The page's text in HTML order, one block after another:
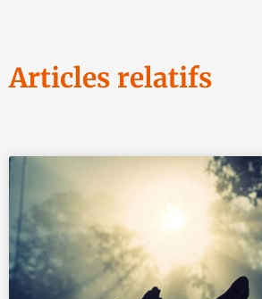
Articles relatifs